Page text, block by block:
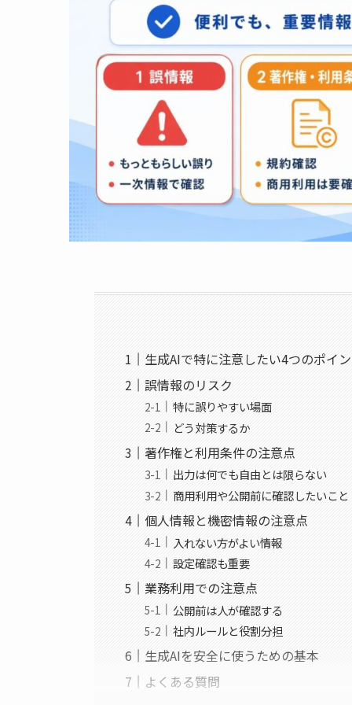
生成AIで特に注意したい4つのポイ
誤情報のリスク
特に誤りやすい場面
どう対策するか
著作権と利用条件の注意点
出力は何でも自由とは限らない
商用利用や公開前に確認したいこと
個人情報と機密情報の注意点
入れない方がよい情報
設定確認も重要
業務利用での注意点
公開前は人が確認する
社内ルールと役割分担
生成AIを安全に使うための基本
よくある質問